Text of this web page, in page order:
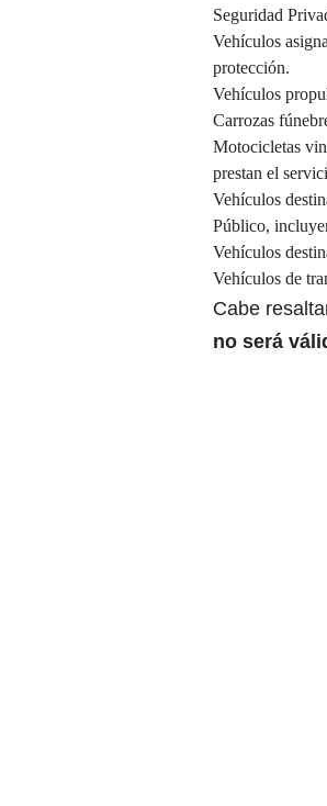
Seguridad
Vehículos
protección.
Vehículos
Carrozas
Motocicletas
prestan el
Vehículos
Público,
Vehículos
Vehículos de
Cabe
no será